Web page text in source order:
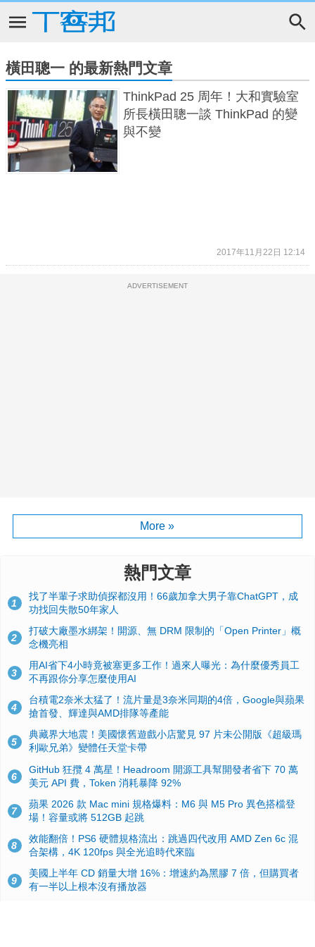
橫田聰一 的最新熱門文章
ThinkPad 25 周年！大和實驗室
所長橫田聰一談 ThinkPad 的變
與不變
2017年11月22日 12:14
ADVERTISEMENT
More »
熱門文章
1
找了半輩子求助偵探都沒用！66歲加拿大男子靠ChatGPT，成
功找回失散50年家人
2
打破大廠墨水綁架！開源、無 DRM 限制的「Open Printer」概
念機亮相
3
用AI省下4小時竟被塞更多工作！過來人曝光：為什麼優秀員工
不再跟你分享怎麼使用AI
4
台積電2奈米太猛了！流片量是3奈米同期的4倍，Google與蘋果
搶首發、輝達與AMD排隊等產能
5
典藏界大地震！美國懷舊遊戲小店驚見 97 片未公開版《超級瑪
利歐兄弟》變體任天堂卡帶
6
GitHub 狂攬 4 萬星！Headroom 開源工具幫開發者省下 70 萬
美元 API 費，Token 消耗暴降 92%
7
蘋果 2026 款 Mac mini 規格爆料：M6 與 M5 Pro 異色搭檔登
場！容量或將 512GB 起跳
8
效能翻倍！PS6 硬體規格流出：跳過四代改用 AMD Zen 6c 混
合架構，4K 120fps 與全光追時代來臨
9
美國上半年 CD 銷量大增 16%：增速約為黑膠 7 倍，但購買者
有一半以上根本沒有播放器